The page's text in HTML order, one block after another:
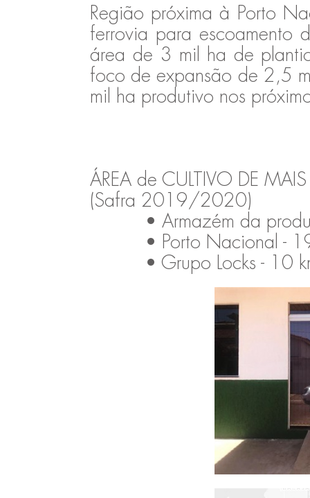
Região próxima à Porto
ferrovia para escoamento
área de 3 mil ha de
foco de expansão de 2,5
mil ha produtivo nos
ÁREA de CULTIVO DE
(Safra 2019/2020)
• Armazém da
• Porto Nacional -
• Grupo Locks - 10